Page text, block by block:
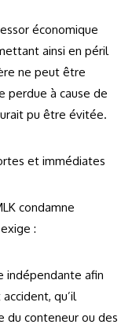
économique
ainsi en péril
ne peut être
perdue à cause de
pu être évitée.
et immédiates
condamne
:
indépendante afin
qu’il
du conteneur ou des